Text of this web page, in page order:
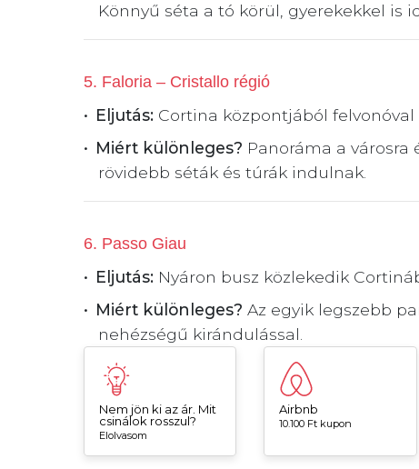
Könnyű séta a tó körül, gyerekekkel is
5. Faloria – Cristallo régió
Eljutás: Cortina központjából felvonóval
Miért különleges? Panoráma a városra
rövidebb séták és túrák indulnak.
6. Passo Giau
Eljutás: Nyáron busz közlekedik
Miért különleges? Az egyik legszebb
nehézségű kirándulással.
Nem jön ki az ár. Mit
csinálok rosszul?
Elolvasom
Airbnb
10.100 Ft kupon